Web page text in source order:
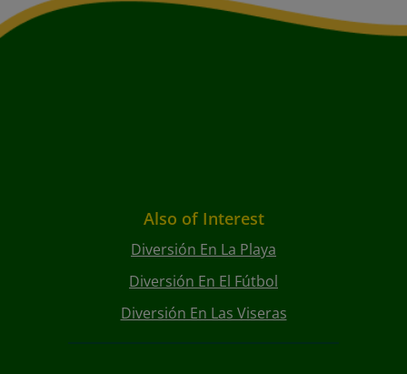
Also of Interest
Diversión En La Playa
Diversión En El Fútbol
Diversión En Las Viseras